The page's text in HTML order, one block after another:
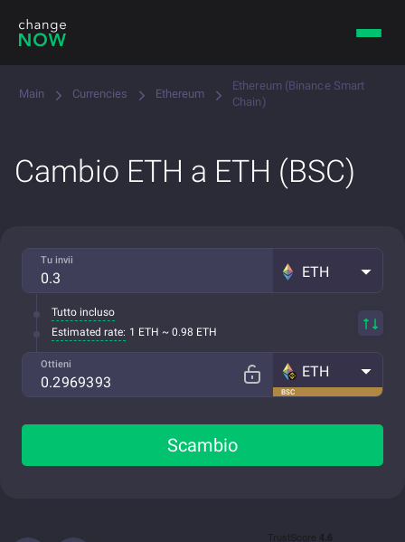
Main Currencies Ethereum
Ethereum (Binance Smart
Chain)
Cambio ETH a ETH (BSC)
Tu invii
ETH
Tutto incluso
Estimated rate: 1 ETH ~ 0.98 ETH
Ottieni
BSC
ETH
Scambio